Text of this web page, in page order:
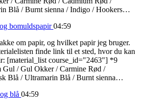
Blå / Burnt sienna / Indigo / Hookers…
bomuldspapir04:59
om papir, og hvilket papir jeg bruger.
finde link til et sted, hvor du kan
[material_list course_id="2463"] *9
Gul / Gul Okker / Carmine Rød /
Blå / Ultramarin Blå / Burnt sienna…
blå 04:59